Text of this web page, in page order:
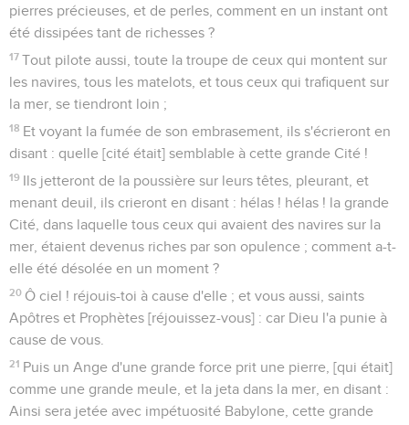
pierres précieuses, et de perles, comment en un instant ont
été dissipées tant de richesses ?
17 Tout pilote aussi, toute la troupe de ceux qui montent sur
les navires, tous les matelots, et tous ceux qui trafiquent sur
la mer, se tiendront loin ;
18 Et voyant la fumée de son embrasement, ils s'écrieront en
disant : quelle [cité était] semblable à cette grande Cité !
19 Ils jetteront de la poussière sur leurs têtes, pleurant, et
menant deuil, ils crieront en disant : hélas ! hélas ! la grande
Cité, dans laquelle tous ceux qui avaient des navires sur la
mer, étaient devenus riches par son opulence ; comment a-t-
elle été désolée en un moment ?
20 Ô ciel ! réjouis-toi à cause d'elle ; et vous aussi, saints
Apôtres et Prophètes [réjouissez-vous] : car Dieu l'a punie à
cause de vous.
21 Puis un Ange d'une grande force prit une pierre, [qui était]
comme une grande meule, et la jeta dans la mer, en disant :
Ainsi sera jetée avec impétuosité Babylone, cette grande